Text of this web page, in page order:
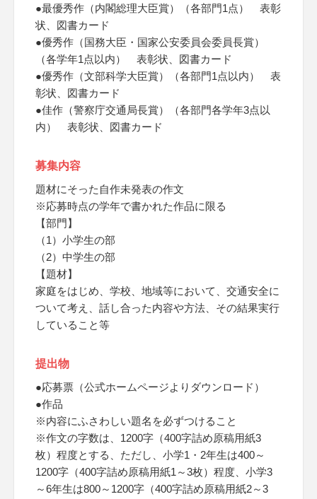
●最優秀作（内閣総理大臣賞）（各部門1点） 表彰
状、図書カード
●優秀作（国務大臣・国家公安委員会委員長賞）
（各学年1点以内） 表彰状、図書カード
●優秀作（文部科学大臣賞）（各部門1点以内） 表
彰状、図書カード
●佳作（警察庁交通局長賞）（各部門各学年3点以
内） 表彰状、図書カード
募集内容
題材にそった自作未発表の作文
※応募時点の学年で書かれた作品に限る
【部門】
（1）小学生の部
（2）中学生の部
【題材】
家庭をはじめ、学校、地域等において、交通安全に
ついて考え、話し合った内容や方法、その結果実行
していること等
提出物
●応募票（公式ホームページよりダウンロード）
●作品
※内容にふさわしい題名を必ずつけること
※作文の字数は、1200字（400字詰め原稿用紙3
枚）程度とする、ただし、小学1・2年生は400～
1200字（400字詰め原稿用紙1～3枚）程度、小学3
～6年生は800～1200字（400字詰め原稿用紙2～3